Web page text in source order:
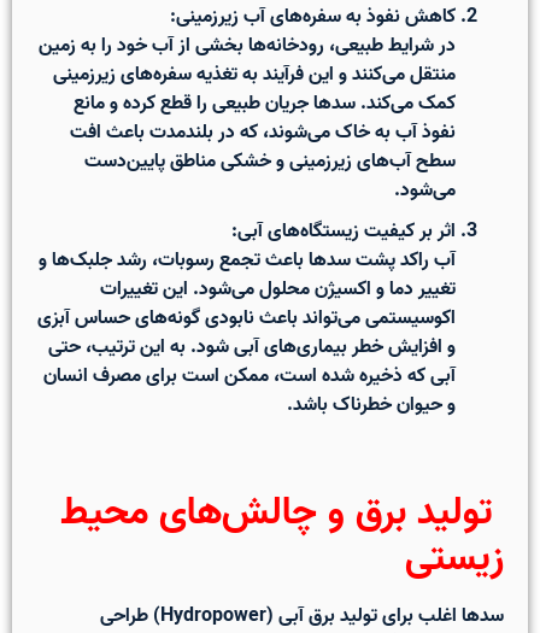
کاهش نفوذ به سفره‌های آب زیرزمینی:
در شرایط طبیعی، رودخانه‌ها بخشی از آب خود را به زمین
منتقل می‌کنند و این فرآیند به تغذیه سفره‌های زیرزمینی
کمک می‌کند. سدها جریان طبیعی را قطع کرده و مانع
نفوذ آب به خاک می‌شوند، که در بلندمدت باعثافت
سطح آب‌های زیرزمینی و خشکی مناطق پایین‌دست
می‌شود.
اثر بر کیفیت زیستگاه‌های آبی:
آب راکد پشت سدها باعثتجمع رسوبات، رشد جلبک‌ها و
تغییر دما و اکسیژن محلولمی‌شود. این تغییرات
اکوسیستمی می‌تواند باعث نابودی گونه‌های حساس آبزی
و افزایش خطر بیماری‌های آبی شود. به این ترتیب، حتی
آبی که ذخیره شده است، ممکن است برای مصرف انسان
و حیوان خطرناک باشد.
تولید برق و چالش‌های محیط
زیستی
سدها اغلب برای تولید برق آبی (Hydropower) طراحی